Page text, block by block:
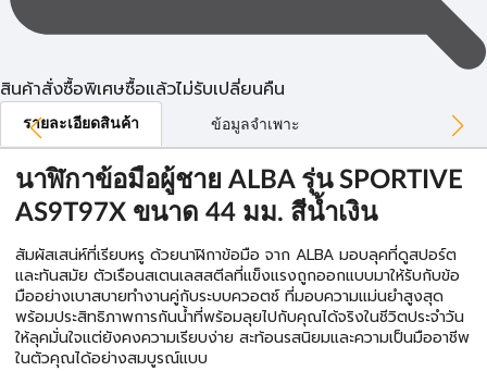
สินค้าสั่งซื้อพิเศษซื้อแล้วไม่รับเปลี่ยนคืน
รายละเอียดสินค้า ข้อมูลจำเพาะ
นาฬิกาข้อมือผู้ชาย ALBA รุ่น SPORTIVE
AS9T97X ขนาด 44 มม. สีน้ำเงิน
สัมผัสเสน่ห์ที่เรียบหรู ด้วยนาฬิกาข้อมือ จาก ALBA มอบลุคที่ดูสปอร์ต
และทันสมัย ตัวเรือนสเตนเลสสตีลที่แข็งแรงถูกออกแบบมาให้รับกับข้อ
มืออย่างเบาสบายทำงานคู่กับระบบควอตซ์ ที่มอบความแม่นยำสูงสุด
พร้อมประสิทธิภาพการกันน้ำที่พร้อมลุยไปกับคุณได้จริงในชีวิตประจำวัน
ให้ลุคมั่นใจแต่ยังคงความเรียบง่าย สะท้อนรสนิยมและความเป็นมืออาชีพ
ในตัวคุณได้อย่างสมบูรณ์แบบ